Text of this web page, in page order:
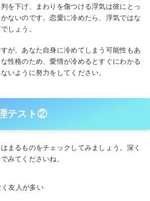
を下げ、まわりを傷つける浮気は彼にとっ
ないのです。恋愛に冷めたら、浮気ではな
しょう。
が、あなた自身に冷めてしまう可能性もあ
性格のため、愛情が冷めるとすぐにわかる
いように努力をしてください。
テスト②
まるものをチェックしてみましょう。深く
みてくださいね。
友人が多い